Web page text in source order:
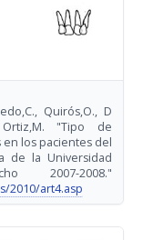
Quirós,O., D
Ortiz,M. "Tipo de
los pacientes del
de la Universidad
2007-2008."
2010/art4.asp